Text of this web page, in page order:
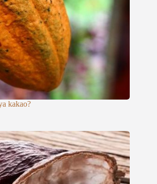
kakao?